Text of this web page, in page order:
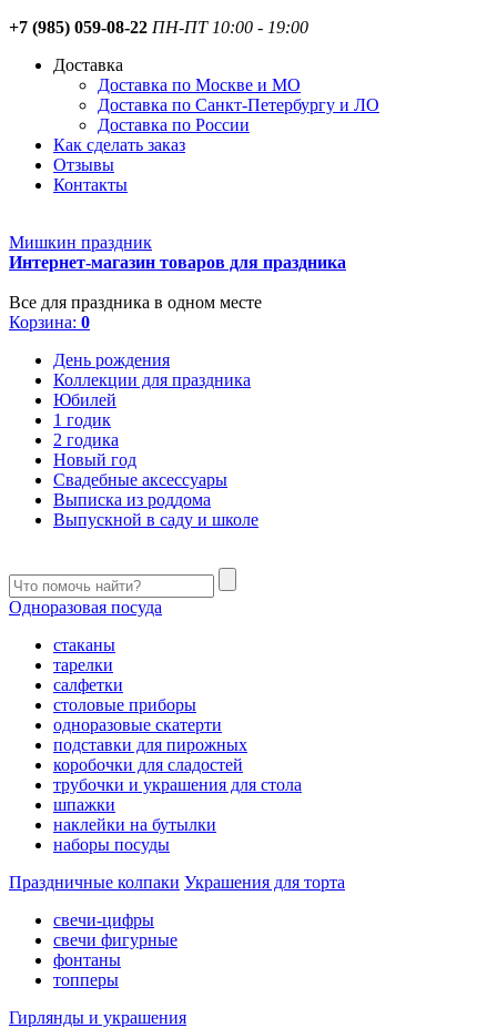
+7 (985) 059-08-22 ПН-ПТ 10:00 - 19:00
Доставка
Доставка по Москве и МО
Доставка по Санкт-Петербургу и ЛО
Доставка по России
Как сделать заказ
Отзывы
Контакты
Мишкин праздник
Интернет-магазин товаров для праздника
Все для праздника в одном месте
Корзина: 0
День рождения
Коллекции для праздника
Юбилей
1 годик
2 годика
Новый год
Свадебные аксессуары
Выписка из роддома
Выпускной в саду и школе
Одноразовая посуда
стаканы
тарелки
салфетки
столовые приборы
одноразовые скатерти
подставки для пирожных
коробочки для сладостей
трубочки и украшения для стола
шпажки
наклейки на бутылки
наборы посуды
Праздничные колпаки Украшения для торта
свечи-цифры
свечи фигурные
фонтаны
топперы
Гирлянды и украшения